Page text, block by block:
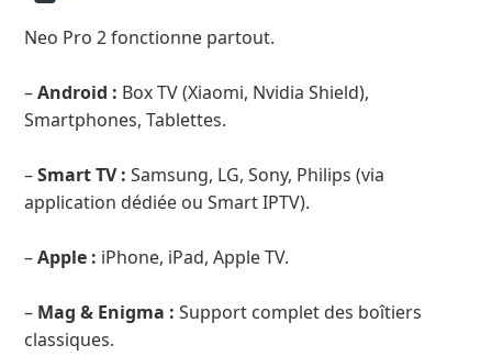
Neo Pro 2 fonctionne partout.
–Android : Box TV (Xiaomi, Nvidia Shield),
Smartphones, Tablettes.
–Smart TV : Samsung, LG, Sony, Philips (via
application dédiée ou Smart IPTV).
–Apple : iPhone, iPad, Apple TV.
– Mag & Enigma : Support complet des boîtiers
classiques.